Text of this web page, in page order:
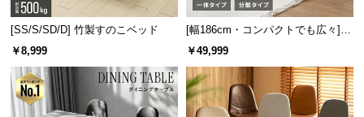
[SS/S/SD/D] 竹製すのこベッド
￥8,999
[幅186cm・コンパクトでも広々] 3
人掛けソファベッド リクライニン
￥49,999